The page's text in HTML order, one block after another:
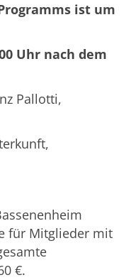
ist um
Uhr nach dem
für Mitglieder mit
€.